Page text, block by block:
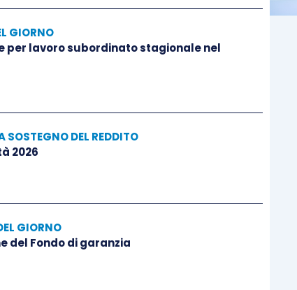
GIORNO
per lavoro subordinato stagionale nel
SOSTEGNO DEL REDDITO
2026
GIORNO
del Fondo di garanzia